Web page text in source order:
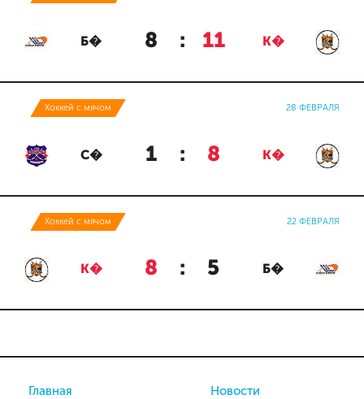
Б� 8 : 11 К�
Хоккей с мячом 28 ФЕВРАЛЯ
С� 1 : 8 К�
Хоккей с мячом 22 ФЕВРАЛЯ
К� 8 : 5 Б�
Главная Новости